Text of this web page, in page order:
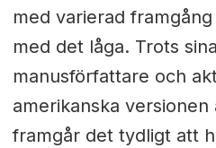
med varierad
med det låga. Trots
manusförfattare och
amerikanska versionen
framgår det tydligt att